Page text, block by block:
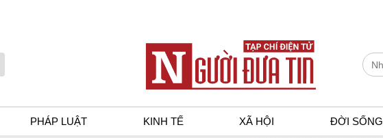
PHÁP LUẬT KINH TẾ XÃ HỘI ĐỜI SỐNG